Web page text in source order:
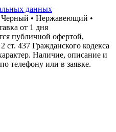
данных
Черный • Нержавеющий •
от 1 дня
публичной офертой,
437 Гражданского кодекса
Наличие, описание и
телефону или в заявке.